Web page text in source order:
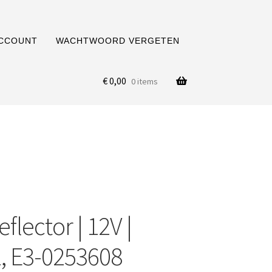
WACHTWOORD VERGETEN
€0,00 0 items
| 12V |
E3-0253608